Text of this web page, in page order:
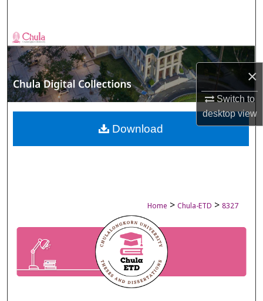
×
Switch to
desktopview
Browse Collections
My Account
About
Digital Commons Network™
Home > Chula-ETD > 8327
Download